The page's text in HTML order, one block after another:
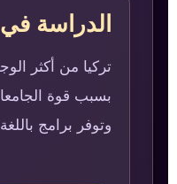
الدراسة في
تركيا من أكثر
بسبب قوة
وتوفر برامج